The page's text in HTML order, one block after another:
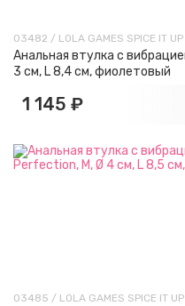
03482 / LOLA GAMES SPICE IT UP
Анальная втулка с
3 см, L 8,4 см, фиолетовый
1 145 ₽
03485 / LOLA GAMES SPICE IT UP